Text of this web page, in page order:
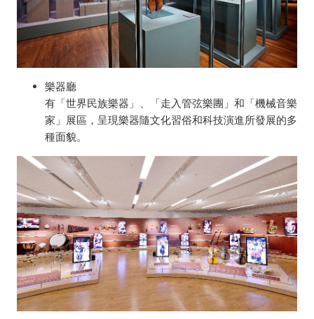
樂器廳
有「世界民族樂器」、「走入管弦樂團」和「機械音樂
家」展區，呈現樂器隨文化習俗和科技演進所發展的多
種面貌。